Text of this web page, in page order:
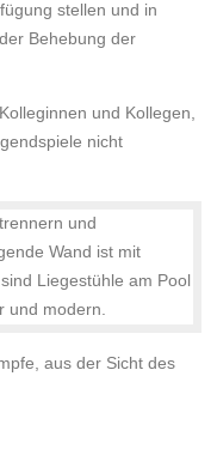
stellen und in
Behebung der
und Kollegen,
nicht
aus der Sicht des